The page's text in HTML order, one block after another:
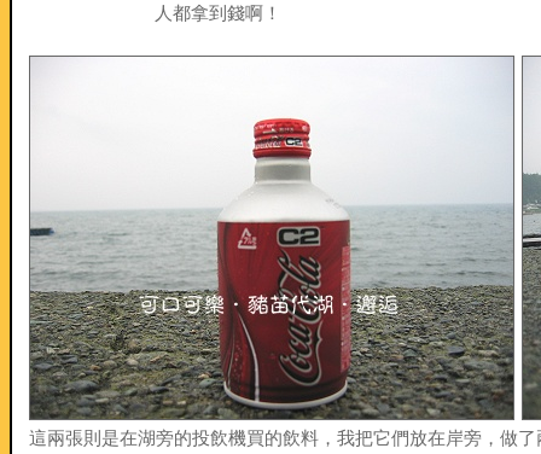
人都拿到錢啊！
這兩張則是在湖旁的投飲機買的飲料，我把它們放在岸旁，做